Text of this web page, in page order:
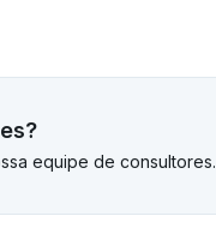
equipe de consultores.